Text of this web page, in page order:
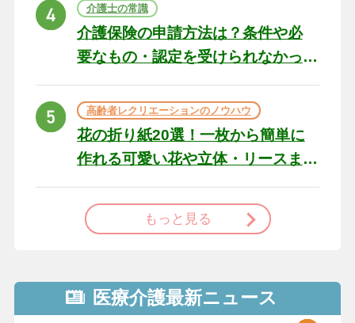
介護士の常識
介護保険の申請方法は？条件や必
要なもの・認定を受けられなかっ
た場合の対処法
高齢者レクリエーションのノウハウ
花の折り紙20選！一枚から簡単に
作れる可愛い花や立体・リースま
で
もっと見る
医療介護最新ニュース